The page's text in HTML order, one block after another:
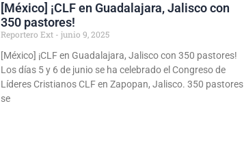
[México] ¡CLF en Guadalajara, Jalisco con
350 pastores!
Reportero Ext
junio 9, 2025
[México] ¡CLF en Guadalajara, Jalisco con 350 pastores!
Los días 5 y 6 de junio se ha celebrado el Congreso de
Líderes Cristianos CLF en Zapopan, Jalisco. 350 pastores
se